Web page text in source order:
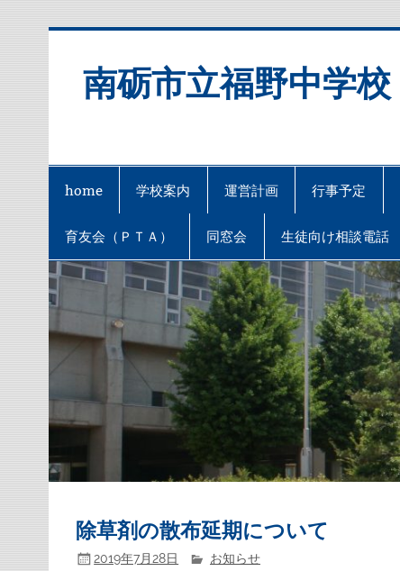
南砺市立福野中学校
home 学校案内 運営計画 行事予定
育友会（ＰＴＡ） 同窓会 生徒向け相談電話
除草剤の散布延期について
2019年7月28日 お知らせ